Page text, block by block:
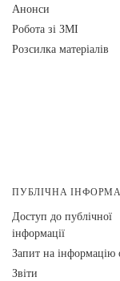
Анонси
Робота зі ЗМІ
Розсилка матеріалів
ПУБЛІЧНА
Доступ до публічної
інформації
Запит на інформацію
Звіти